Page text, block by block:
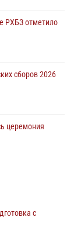
РХБЗ отметило
сборов 2026
церемония
беседа и
с